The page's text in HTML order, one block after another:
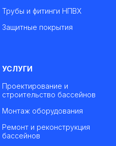
Трубы и фитинги НПВХ
Защитные покрытия
УСЛУГИ
Проектирование и
строительство бассейнов
Монтаж оборудования
Ремонт и реконструкция
бассейнов